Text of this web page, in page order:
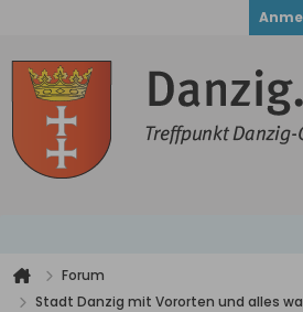
Forum
Stadt Danzig mit Vororten und alles